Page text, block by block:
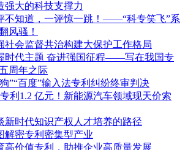
强大的科技支撑力
不知道，一评惊一跳！——“科专笑飞”系
风骚！
社会监督共治构建大保护工作格局
时代主题 奋进强国征程——写在我国专
周年之际
”“百度”输入法专利纠纷终审判决
利1.2 亿元！新能源汽车领域现天价索
新时代知识产权人才培养的路径
解密专利密集型产业
高价值专利，助推企业高质量发展